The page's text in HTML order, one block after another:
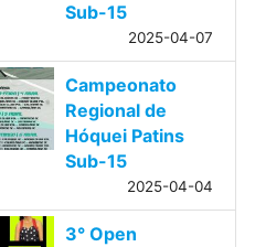
Sub-15
2025-04-07
Campeonato
Regional de
Hóquei Patins
Sub-15
2025-04-04
3° Open